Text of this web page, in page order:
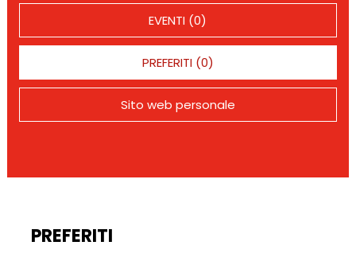
EVENTI (0)
PREFERITI (0)
Sito web personale
PREFERITI